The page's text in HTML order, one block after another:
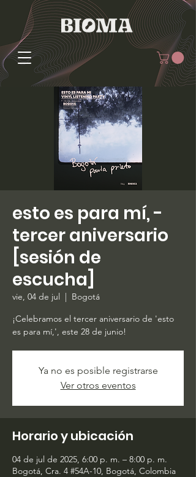
esto es para mí, -
tercer aniversario
[sesión de
escucha]
vie, 04 de jul
  |
Bogotá
¡Celebramos el tercer aniversario de 'esto
es para mí,', este 28 de junio!
Ya no es posible registrarse
Ver otros eventos
Horario y ubicación
04 de jul de 2025, 6:00 p. m. – 8:00 p. m.
Bogotá, Cra. 4 #54A-10, Bogotá, Colombia